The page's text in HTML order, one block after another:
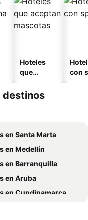
Hoteles
que
mascotas
con
destinos
en Santa Marta
en Medellín
en Barranquilla
en Aruba
en Cundinamarca
en Panamá